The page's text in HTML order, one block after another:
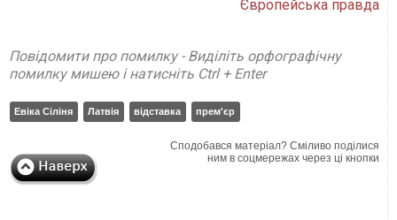
Європейська правда
Повідомити про помилку - Виділіть орфографічну
помилку мишею і натисніть Ctrl + Enter
Евіка Сіліня Латвія відставка прем'єр
Сподобався матеріал? Сміливо поділися
ним в соцмережах через ці кнопки